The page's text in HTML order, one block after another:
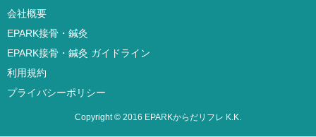
会社概要
EPARK接骨・鍼灸
EPARK接骨・鍼灸 ガイドライン
利用規約
プライバシーポリシー
Copyright © 2016 EPARKからだリフレ K.K.